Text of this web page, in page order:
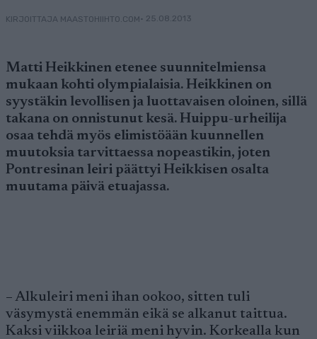
KIRJOITTAJA MAASTOHIIHTO.COM• 25.08.2013
Matti Heikkinen etenee suunnitelmiensa
mukaan kohti olympialaisia. Heikkinen on
syystäkin levollisen ja luottavaisen oloinen, sillä
takana on onnistunut kesä. Huippu-urheilija
osaa tehdä myös elimistöään kuunnellen
muutoksia tarvittaessa nopeastikin, joten
Pontresinan leiri päättyi Heikkisen osalta
muutama päivä etuajassa.
– Alkuleiri meni ihan ookoo, sitten tuli
väsymystä enemmän eikä se alkanut taittua.
Kaksi viikkoa leiriä meni hyvin. Korkealla kun